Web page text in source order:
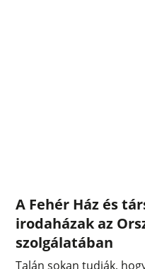
A Fehér Ház és
irodaházak az
szolgálatában
Talán sokan tudják,